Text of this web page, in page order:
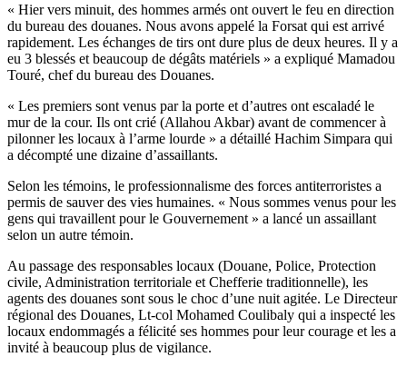
« Hier vers minuit, des hommes armés ont ouvert le feu en direction
du bureau des douanes. Nous avons appelé la Forsat qui est arrivé
rapidement. Les échanges de tirs ont dure plus de deux heures. Il y a
eu 3 blessés et beaucoup de dégâts matériels » a expliqué Mamadou
Touré, chef du bureau des Douanes.
« Les premiers sont venus par la porte et d’autres ont escaladé le
mur de la cour. Ils ont crié (Allahou Akbar) avant de commencer à
pilonner les locaux à l’arme lourde » a détaillé Hachim Simpara qui
a décompté une dizaine d’assaillants.
Selon les témoins, le professionnalisme des forces antiterroristes a
permis de sauver des vies humaines. « Nous sommes venus pour les
gens qui travaillent pour le Gouvernement » a lancé un assaillant
selon un autre témoin.
Au passage des responsables locaux (Douane, Police, Protection
civile, Administration territoriale et Chefferie traditionnelle), les
agents des douanes sont sous le choc d’une nuit agitée. Le Directeur
régional des Douanes, Lt-col Mohamed Coulibaly qui a inspecté les
locaux endommagés a félicité ses hommes pour leur courage et les a
invité à beaucoup plus de vigilance.